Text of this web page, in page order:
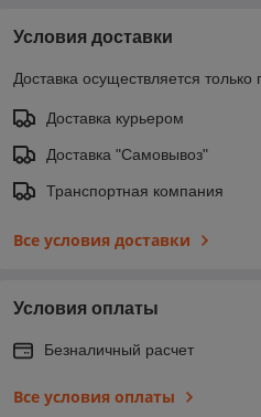
Условия доставки
Доставка осуществляется только
Доставка курьером
Доставка "Самовывоз"
Транспортная компания
Все условия доставки
Условия оплаты
Безналичный расчет
Все условия оплаты